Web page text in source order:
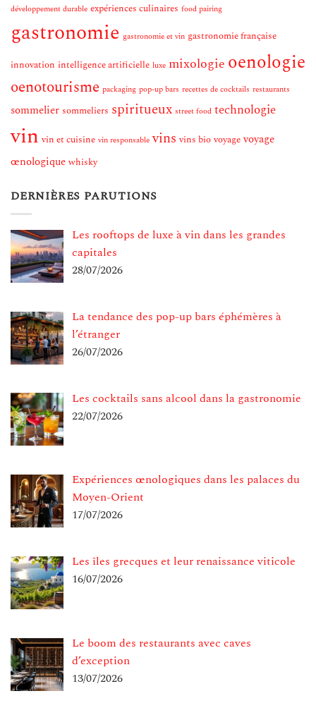
développement durable expériences culinaires food pairing
gastronomie gastronomie et vin gastronomie française
innovation intelligence artificielle luxe mixologie oenologie
oenotourisme packaging pop-up bars recettes de cocktails restaurants
sommelier sommeliers spiritueux street food technologie
vin vin et cuisine vin responsable vins vins bio voyage voyage
œnologique whisky
DERNIÈRES PARUTIONS
Les rooftops de luxe à vin dans les grandes
capitales
28/07/2026
La tendance des pop-up bars éphémères à
l’étranger
26/07/2026
Les cocktails sans alcool dans la gastronomie
22/07/2026
Expériences œnologiques dans les palaces du
Moyen-Orient
17/07/2026
Les îles grecques et leur renaissance viticole
16/07/2026
Le boom des restaurants avec caves
d’exception
13/07/2026